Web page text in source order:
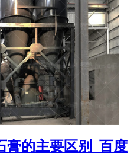
膏的主要区别_百度